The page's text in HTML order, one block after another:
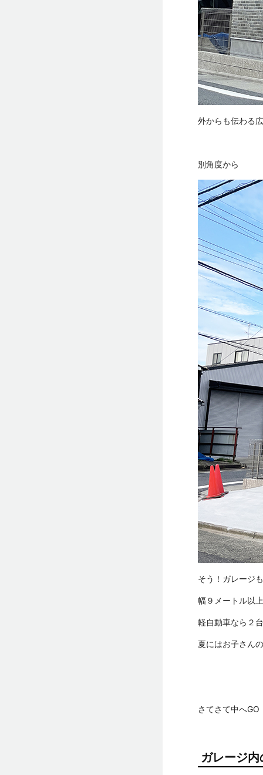
外からも伝わる
別角度から
そう！ガレージ
幅９メートル以
軽自動車なら２
夏にはお子さん
さてさて中へGO
ガレージ